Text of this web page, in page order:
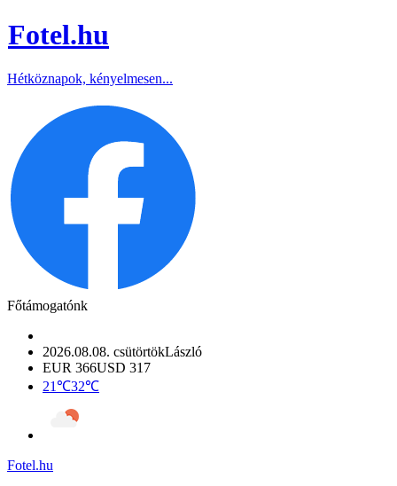
Fotel.hu
Hétköznapok, kényelmesen...
Főtámogatónk
2026.08.08. csütörtökLászló
EUR 366USD 317
21℃32℃
Fotel.hu